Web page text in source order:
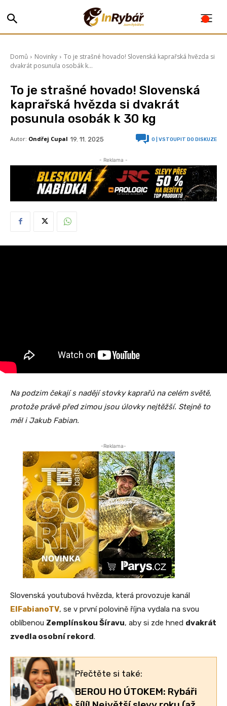
Domů Novinky
To je strašné hovado! Slovenská kaprařská hvězda si
dvakrát posunula osobák k...
To je strašné hovado! Slovenská
kaprařská hvězda si dvakrát
posunula osobák k 30 kg
Autor: Ondřej Cupal 19. 11. 2025 0 | VSTOUPIT DO DISKUZE
- Reklama -
Na podzim čekají s nadějí stovky kaprařů na celém světě,
protože právě před zimou jsou úlovky nejtěžší. Stejně to
měl i Jakub Fabian.
-Reklama-
Slovenská youtubová hvězda, která provozuje kanál
ElFabianoTV, se v první polovině října vydala na svou
oblíbenou Zemplínskou Šíravu, aby si zde hned dvakrát
zvedla osobní rekord.
Přečtěte si také:
BEROU HO ÚTOKEM: Rybáři